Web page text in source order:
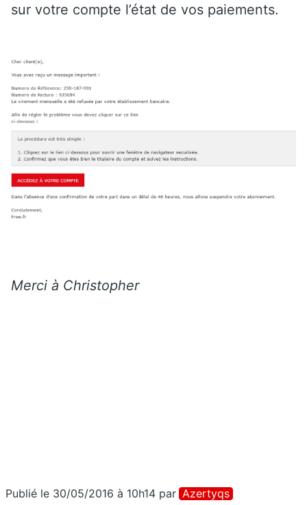
sur votre compte l’état de vos paiements.
Merci à Christopher
Publié le 30/05/2016 à 10h14 par Azertyqs